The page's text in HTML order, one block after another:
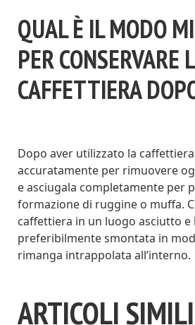
QUAL È IL MODO
PER CONSERVARE
CAFFETTIERA
Dopo aver utilizzato la
accuratamente per rimuovere
e asciugala completamente per
formazione di ruggine o muffa.
caffettiera in un luogo asciutto e
preferibilmente smontata in
rimanga intrappolata all’interno.
ARTICOLI SIMILI